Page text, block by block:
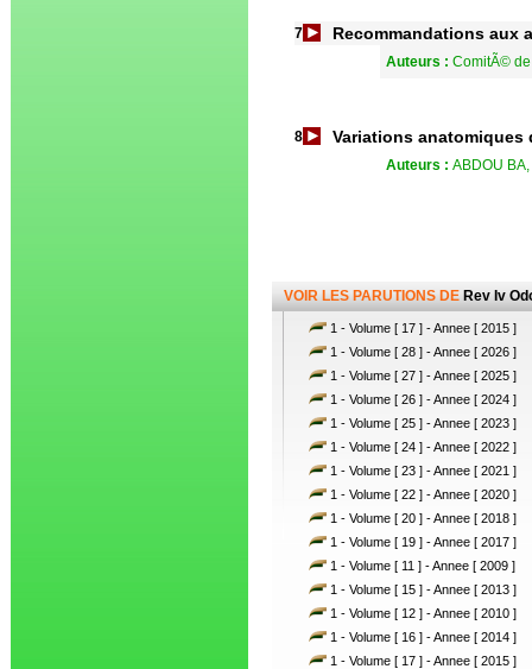
7 Recommandations aux
Auteurs : ComitÃ©
8 Variations
Auteurs : ABDOU BA,
VOIR LES PARUTIONS DE Rev Iv
1 - Volume [ 17 ] - Annee [ 2015 ]
1 - Volume [ 28 ] - Annee [ 2026 ]
1 - Volume [ 27 ] - Annee [ 2025 ]
1 - Volume [ 26 ] - Annee [ 2024 ]
1 - Volume [ 25 ] - Annee [ 2023 ]
1 - Volume [ 24 ] - Annee [ 2022 ]
1 - Volume [ 23 ] - Annee [ 2021 ]
1 - Volume [ 22 ] - Annee [ 2020 ]
1 - Volume [ 20 ] - Annee [ 2018 ]
1 - Volume [ 19 ] - Annee [ 2017 ]
1 - Volume [ 11 ] - Annee [ 2009 ]
1 - Volume [ 15 ] - Annee [ 2013 ]
1 - Volume [ 12 ] - Annee [ 2010 ]
1 - Volume [ 16 ] - Annee [ 2014 ]
1 - Volume [ 17 ] - Annee [ 2015 ]